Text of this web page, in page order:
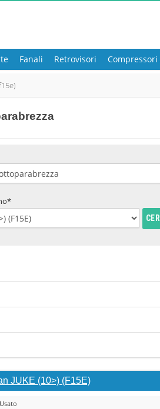
Fanali Retrovisori Compressori
JUKE (10>) (F15E)
Usato